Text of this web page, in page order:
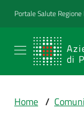
Vai al contenuto
Vai alla
Vai al footer
Portale Salute
di
Emilia-
Home /